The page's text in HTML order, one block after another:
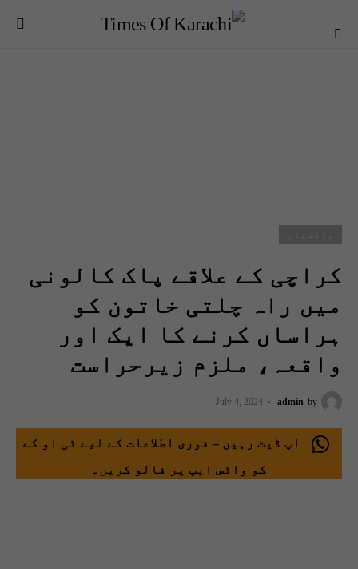
کراچی کے علاقے پاک کالونی
میں راہ چلتی خاتون کو
ہراساں کرنے کا ایک اور
واقعہ، ملزم زیرحراست
by
admin
July 4, 2024
اپ ڈیٹ رہیں – فوری اطلاعات کے لیے ٹی او کے
کو واٹس ایپ پر فالو کریں۔